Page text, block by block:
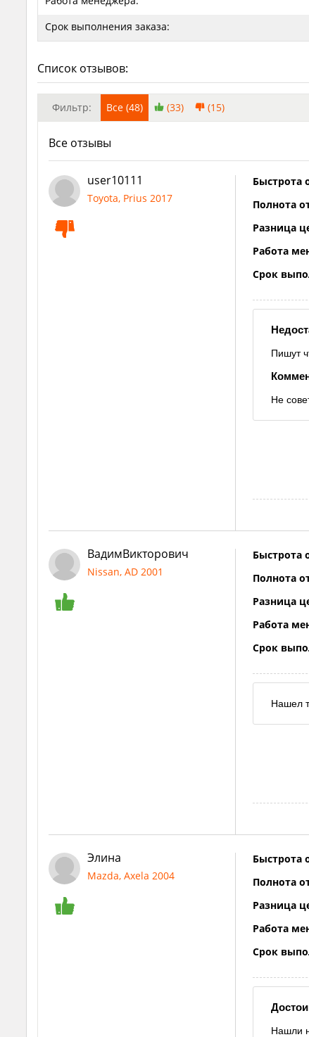
Срок выполнения заказа:
Список отзывов:
Фильтр: Все (48) (33) (15)
Все отзывы
user10111
Toyota, Prius 2017
Быстрота
Полнота
Разница
Работа
Срок
Пишут
Не
ВадимВикторович
Nissan, AD 2001
Быстрота
Полнота
Разница
Работа
Срок
Нашел
Элина
Mazda, Axela 2004
Быстрота
Полнота
Разница
Работа
Срок
Нашли